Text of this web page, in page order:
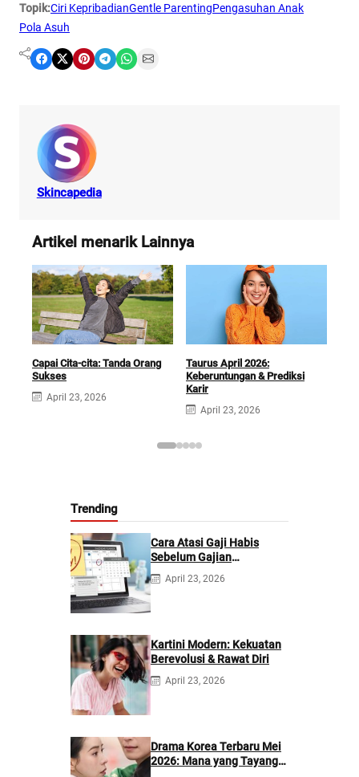
Topik:Ciri KepribadianGentle ParentingPengasuhan Anak
Pola Asuh
Share on Facebook Share on X Share on Pinterest Share on Telegram Share on WhatsApp Share on Email
Skincapedia
Artikel menarik Lainnya
Capai Cita-cita: Tanda Orang
Sukses
April 23, 2026
Taurus April 2026:
Keberuntungan & Prediksi
Karir
April 23, 2026
Trending
Cara Atasi Gaji Habis
Sebelum Gajian
Berikutnya
April 23, 2026
Kartini Modern: Kekuatan
Berevolusi & Rawat Diri
April 23, 2026
Drama Korea Terbaru Mei
2026: Mana yang Tayang